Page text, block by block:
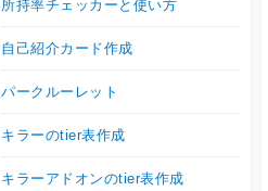
所持率チェッカーと使い方
自己紹介カード作成
パークルーレット
キラーのtier表作成
キラーアドオンのtier表作成